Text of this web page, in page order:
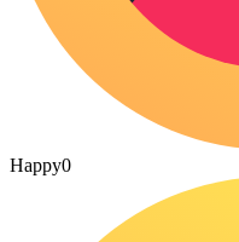
Happy0